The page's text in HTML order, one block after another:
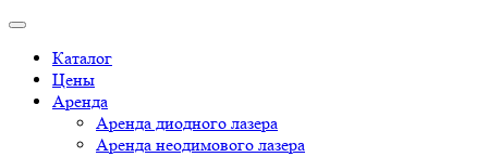
Каталог
Цены
Аренда
Аренда диодного лазера
Аренда неодимового лазера